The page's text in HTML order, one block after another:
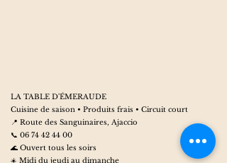
LA TABLE D'ÉMERAUDE
Cuisine de saison • Produits frais • Circuit court
📍 Route des Sanguinaires, Ajaccio
📞 06 74 42 44 00
🌊 Ouvert tous les soirs
☀️ Midi du jeudi au dimanche